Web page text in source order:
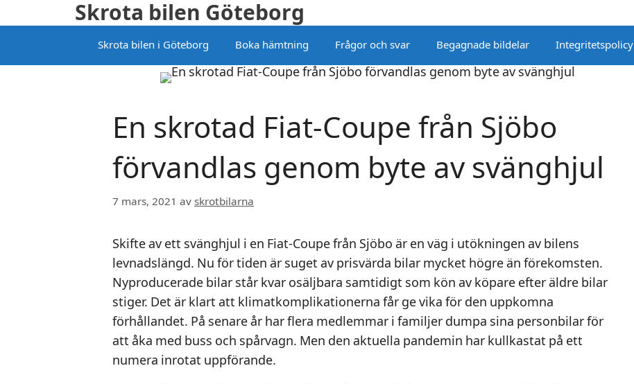
till
Skrota bilen Göteborg
Skrota bilen i Göteborg Boka hämtning Frågor och svar Begagnade bildelar Integritetspolicy
En skrotad Fiat-Coupe från Sjöbo
förvandlas genom byte av svänghjul
7 mars, 2021 av skrotbilarna
Skifte av ett svänghjul i en Fiat-Coupe från Sjöbo är en väg i utökningen av bilens
levnadslängd. Nu för tiden är suget av prisvärda bilar mycket högre än förekomsten.
Nyproducerade bilar står kvar osäljbara samtidigt som kön av köpare efter äldre bilar
stiger. Det är klart att klimatkomplikationerna får ge vika för den uppkomna
förhållandet. På senare år har flera medlemmar i familjer dumpa sina personbilar för
att åka med buss och spårvagn. Men den aktuella pandemin har kullkastat på ett
numera inrotat uppförande.